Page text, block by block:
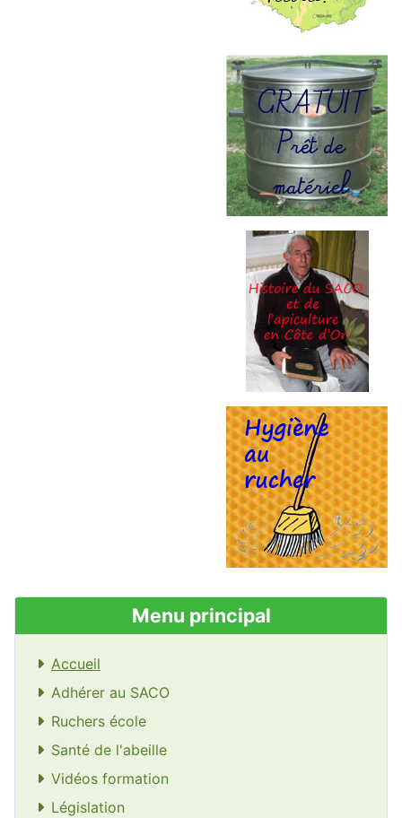
Menu principal
Accueil
Adhérer au SACO
Ruchers école
Santé de l'abeille
Vidéos formation
Législation